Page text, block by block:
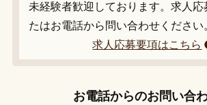
未経験者歓迎しております。求人応
たはお電話から問い合わせください
求人応募要項はこちら
お電話からのお問い合